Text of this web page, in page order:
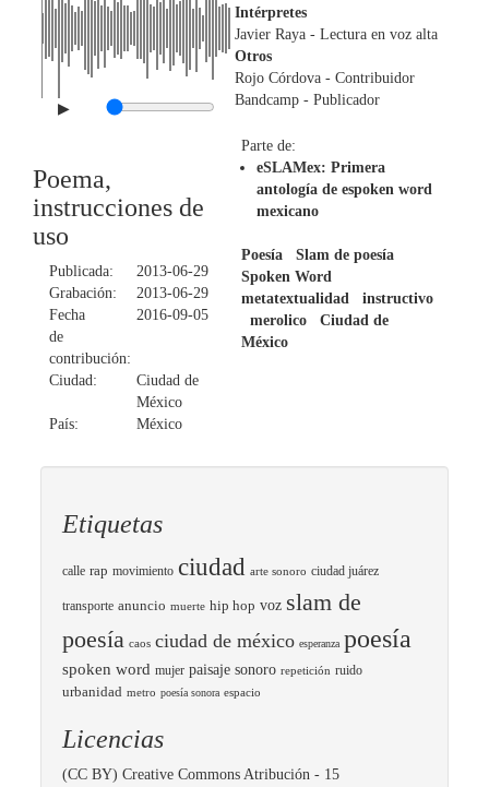
▶
Poema,
instrucciones de
uso
Publicada:
2013-06-29
Grabación:
2013-06-29
Fecha
de
contribución:
2016-09-05
Ciudad:
Ciudad de
México
País:
México
Intérpretes
Javier Raya - Lectura en voz alta
Otros
Rojo Córdova - Contribuidor
Bandcamp - Publicador
Parte de:
eSLAMex: Primera
antología de espoken word
mexicano
Poesía
Slam de poesía
Spoken Word
metatextualidad
instructivo
merolico
Ciudad de
México
Etiquetas
calle rap movimiento ciudad arte sonoro ciudad juárez
transporte anuncio muerte hip hop voz slam de
poesía caos ciudad de méxico esperanza poesía
spoken word mujer paisaje sonoro repetición ruido
urbanidad metro poesía sonora espacio
Licencias
(CC BY) Creative Commons Atribución - 15